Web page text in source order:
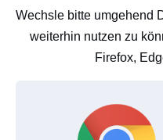
Wechsle bitte umgehend
weiterhin nutzen zu
Firefox,